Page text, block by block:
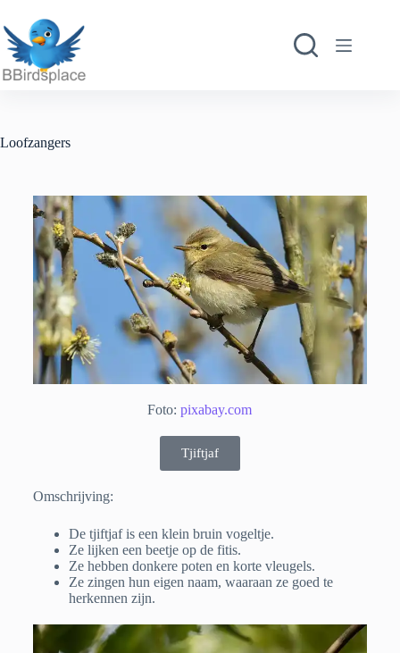
Loofzangers
Foto:pixabay.com
Tjiftjaf
Omschrijving:
De tjiftjaf is een klein bruin vogeltje.
Ze lijken een beetje op de fitis.
Ze hebben donkere poten en korte vleugels.
Ze zingen hun eigen naam, waaraan ze goed te
herkennen zijn.